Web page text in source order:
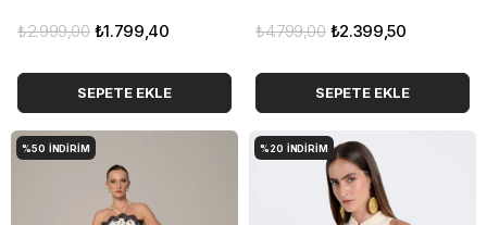
₺1.799,40
₺2.999,00
SEPETE EKLE
₺2.399,50
₺4.799,00
SEPETE EKLE
%50 İNDIRIM %20 İNDIRIM